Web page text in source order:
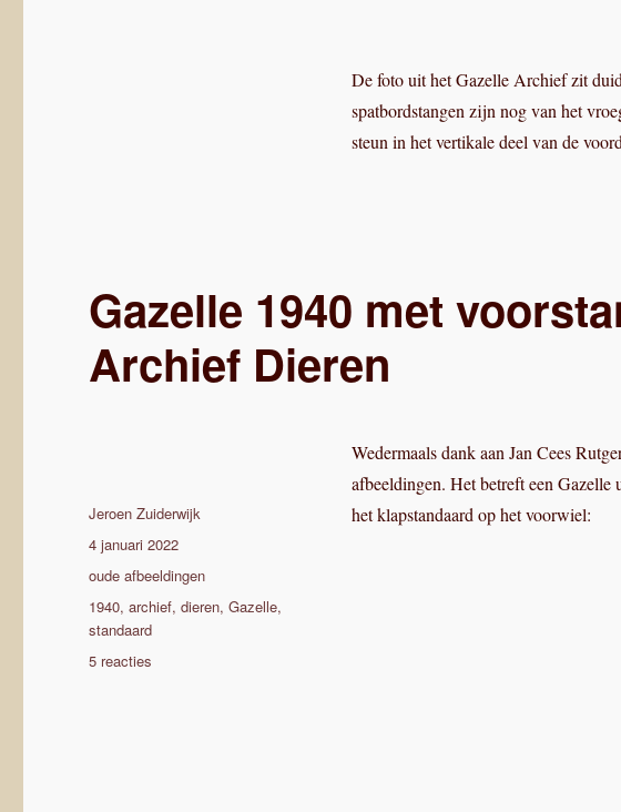
De foto uit het Gazelle Archief zit
spatbordstangen zijn nog van het
steun in het vertikale deel van de
Gazelle 1940 met
Archief Dieren
Wedermaals dank aan Jan Cees
afbeeldingen. Het betreft een Gazelle
het klapstandaard op het voorwiel:
Auteur
Jeroen Zuiderwijk
Geplaatst
4 januari 2022
Categorieën
oude afbeeldingen
Tags
1940,archief,dieren,Gazelle,
standaard
5 reacties